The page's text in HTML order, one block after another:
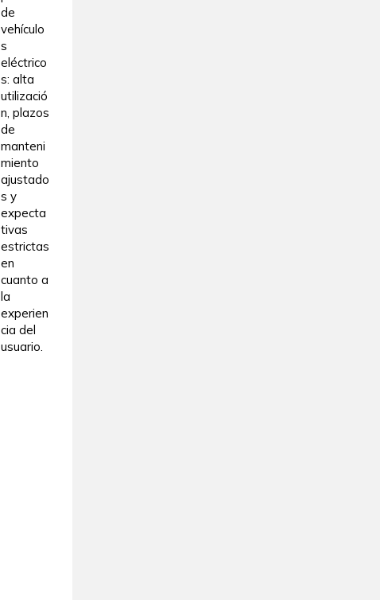
de
vehículo
s
eléctrico
s: alta
utilizació
n, plazos
de
manteni
miento
ajustado
s y
expecta
tivas
estrictas
en
cuanto a
la
experien
cia del
usuario.